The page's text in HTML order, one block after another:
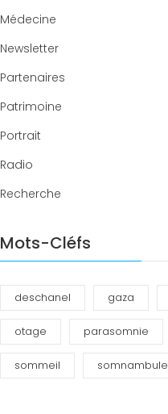
Médecine
Newsletter
Partenaires
Patrimoine
Portrait
Radio
Recherche
Mots-Cléfs
deschanel gaza
otage parasomnie
sommeil somnambule